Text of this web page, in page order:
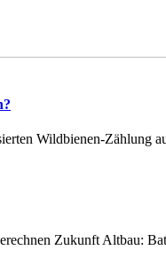
Wildbienen-Zählung
Zukunft Altbau: